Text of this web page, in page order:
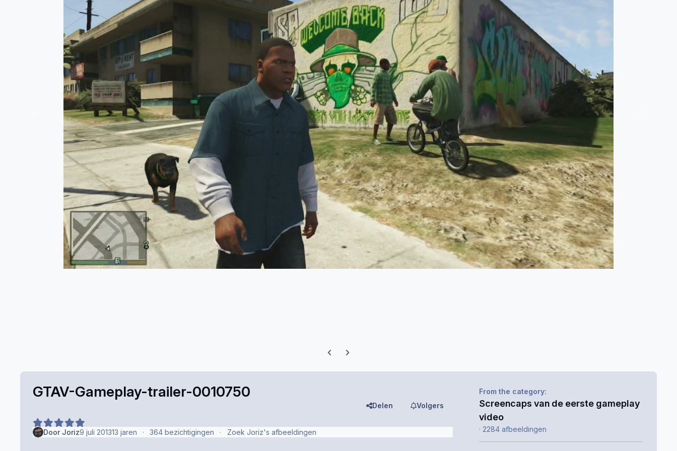
Previous carousel slide
Next carousel slide
GTAV-Gameplay-trailer-0010750
Delen Volgers
Door Joriz9 juli 201313 jaren 364 bezichtigingen Zoek Joriz's afbeeldingen
From the category:
Screencaps van de eerste gameplay
video
· 2284 afbeeldingen